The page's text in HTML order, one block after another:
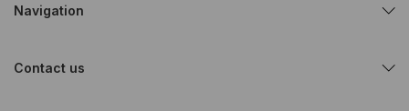
Navigation
Contact us